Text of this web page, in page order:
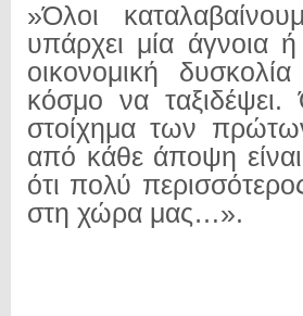
»Όλοι
υπάρχει μία άγνοια
οικονομική
κόσμο να
στοίχημα των
από κάθε άποψη
ότι πολύ
στη χώρα μας…».